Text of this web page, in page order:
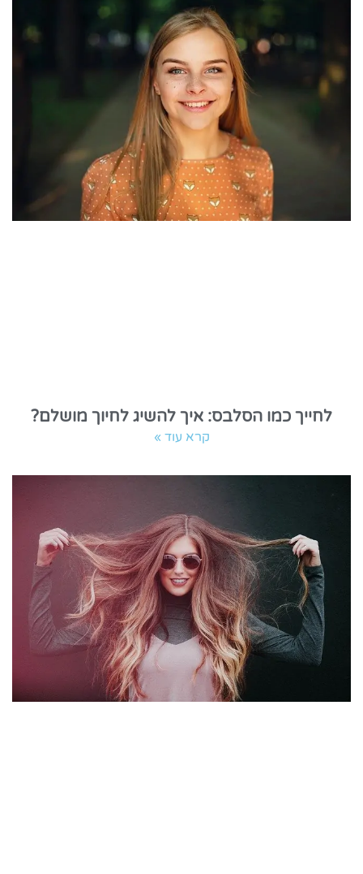
לחייך כמו הסלבס: איך להשיג לחיוך מושלם?
קרא עוד »